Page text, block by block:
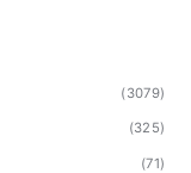
(3079)
(325)
(71)